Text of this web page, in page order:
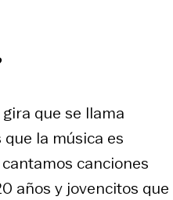
que se llama
la música es
canciones
años y jovencitos que